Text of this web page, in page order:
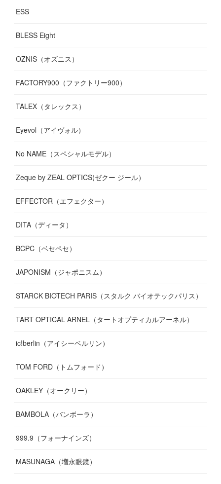
ESS
BLESS Eight
OZNIS（オズニス）
FACTORY900（ファクトリー900）
TALEX（タレックス）
Eyevol（アイヴォル）
No NAME（スペシャルモデル）
Zeque by ZEAL OPTICS(ゼクー ジール）
EFFECTOR（エフェクター）
DITA（ディータ）
BCPC（ベセペセ）
JAPONISM（ジャポニスム）
STARCK BIOTECH PARIS（スタルク バイオテックパリス）
TART OPTICAL ARNEL（タートオプティカルアーネル）
ic!berlin（アイシーベルリン）
TOM FORD（トムフォード）
OAKLEY（オークリー）
BAMBOLA（バンボーラ）
999.9（フォーナインズ）
MASUNAGA（増永眼鏡）